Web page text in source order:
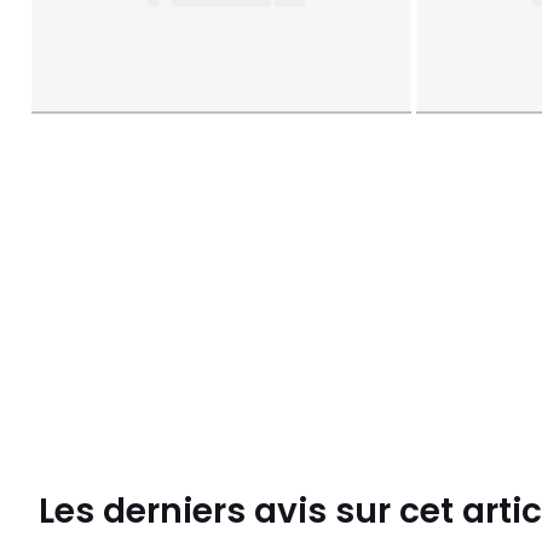
Les derniers avis sur cet